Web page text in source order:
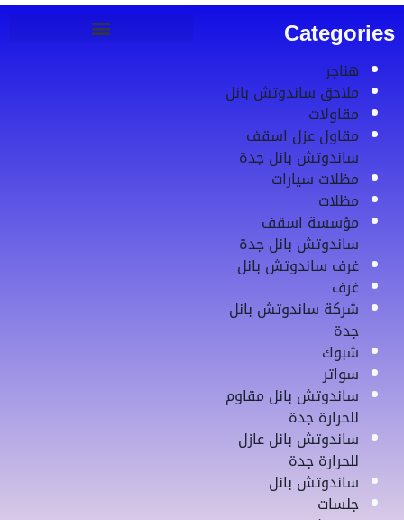
Categories
هناجر
ملاحق ساندوتش بانل
مقاولات
مقاول عزل اسقف
ساندوتش بانل جدة
مظلات سيارات
مظلات
مؤسسة اسقف
ساندوتش بانل جدة
غرف ساندوتش بانل
غرف
شركة ساندوتش بانل
جدة
شبوك
سواتر
ساندوتش بانل مقاوم
للحرارة جدة
ساندوتش بانل عازل
للحرارة جدة
ساندوتش بانل
جلسات